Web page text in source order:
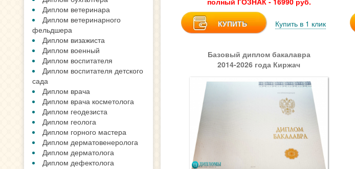
Диплом ветеринара
Диплом ветеринарного
фельдшера
Диплом визажиста
Диплом военный
Диплом воспитателя
Диплом воспитателя детского
сада
Диплом врача
Диплом врача косметолога
Диплом геодезиста
Диплом геолога
Диплом горного мастера
Диплом дерматовенеролога
Диплом дерматолога
Диплом дефектолога
КУПИТЬ Купить в 1 клик
Базовый диплом бакалавра
2014-2026 года Киржач